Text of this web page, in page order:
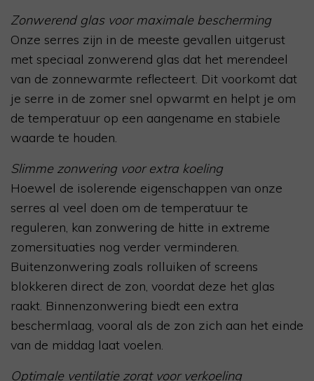
Zonwerend glas voor maximale bescherming
Onze serres zijn in de meeste gevallen uitgerust
met speciaal zonwerend glas dat het merendeel
van de zonnewarmte reflecteert. Dit voorkomt dat
je serre in de zomer snel opwarmt en helpt je om
de temperatuur op een aangename en stabiele
waarde te houden.
Slimme zonwering voor extra koeling
Hoewel de isolerende eigenschappen van onze
serres al veel doen om de temperatuur te
reguleren, kan zonwering de hitte in extreme
zomersituaties nog verder verminderen.
Buitenzonwering zoals rolluiken of screens
blokkeren direct de zon, voordat deze het glas
raakt. Binnenzonwering biedt een extra
beschermlaag, vooral als de zon zich aan het einde
van de middag laat voelen.
Optimale ventilatie zorgt voor verkoeling